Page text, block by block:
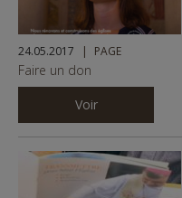
24.05.2017 PAGE
Faire un don
Voir